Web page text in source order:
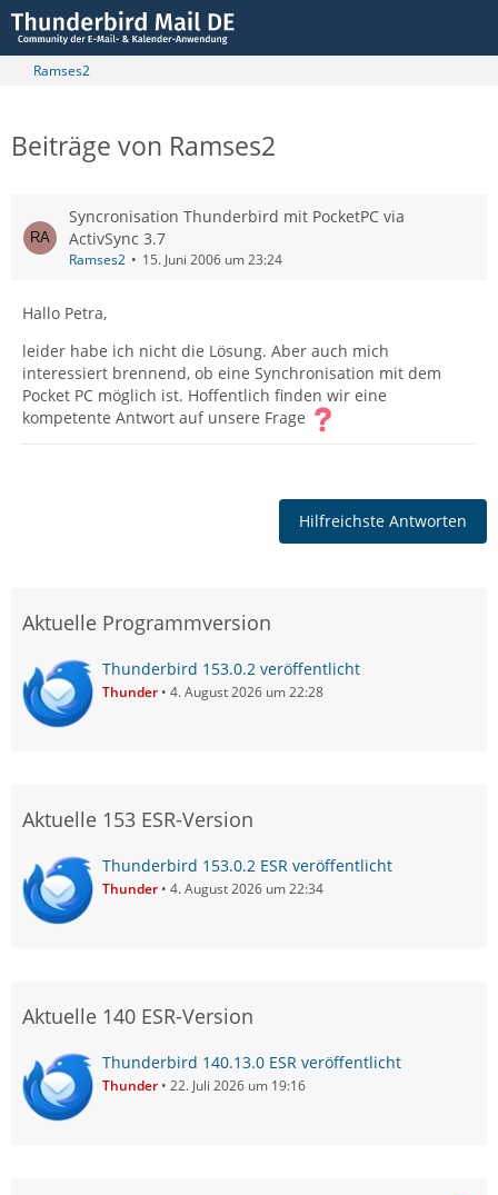
Ramses2
Beiträge von Ramses2
Syncronisation Thunderbird mit PocketPC via
ActivSync 3.7
Ramses2 15. Juni 2006 um 23:24
Hallo Petra,
leider habe ich nicht die Lösung. Aber auch mich
interessiert brennend, ob eine Synchronisation mit dem
Pocket PC möglich ist. Hoffentlich finden wir eine
kompetente Antwort auf unsere Frage
Hilfreichste Antworten
Aktuelle Programmversion
Thunderbird 153.0.2 veröffentlicht
Thunder 4. August 2026 um 22:28
Aktuelle 153 ESR-Version
Thunderbird 153.0.2 ESR veröffentlicht
Thunder 4. August 2026 um 22:34
Aktuelle 140 ESR-Version
Thunderbird 140.13.0 ESR veröffentlicht
Thunder 22. Juli 2026 um 19:16